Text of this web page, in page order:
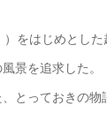
をはじめとし
景を追求した。
とっておきの